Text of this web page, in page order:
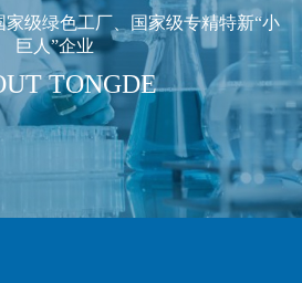
级绿色工厂、国家级专精特新“小
巨人”企业
TONGDE